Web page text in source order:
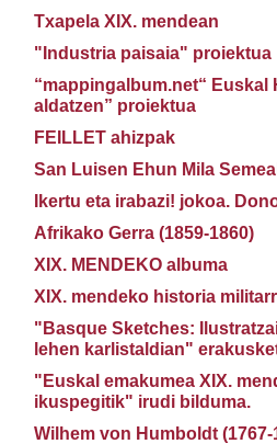
Txapela XIX. mendean
"Industria paisaia" proiektua
“mappingalbum.net“ Euskal
aldatzen” proiektua
FEILLET ahizpak
San Luisen Ehun Mila
Ikertu eta irabazi! jokoa.
Afrikako Gerra (1859-1860)
XIX. MENDEKO albuma
XIX. mendeko historia
"Basque Sketches:
lehen karlistaldian"
"Euskal emakumea XIX.
ikuspegitik" irudi bilduma.
Wilhem von Humboldt (1767-